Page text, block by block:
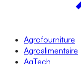
Agrofourniture
Agroalimentaire
AgTech